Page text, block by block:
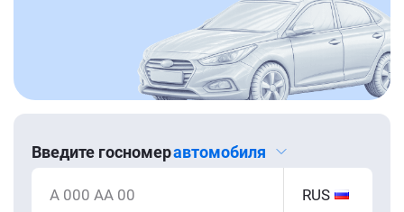
Введите госномеравтомобиля
А 000 АА 00 RUS